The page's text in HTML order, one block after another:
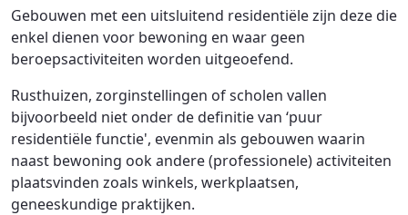
Gebouwen met een uitsluitend residentiële zijn deze die
enkel dienen voor bewoning en waar geen
beroepsactiviteiten worden uitgeoefend.
Rusthuizen, zorginstellingen of scholen vallen
bijvoorbeeld niet onder de definitie van ‘puur
residentiële functie', evenmin als gebouwen waarin
naast bewoning ook andere (professionele) activiteiten
plaatsvinden zoals winkels, werkplaatsen,
geneeskundige praktijken.